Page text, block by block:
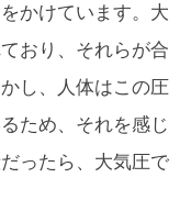
かけています。大
おり、それらが合
し、人体はこの圧
ため、それを感じ
ったら、大気圧で